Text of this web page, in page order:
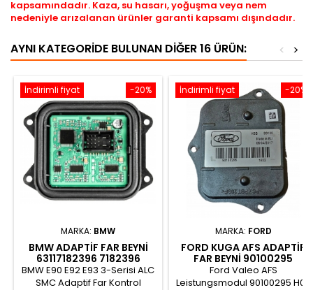
kapsamındadır. Kaza, su hasarı, yoğuşma veya nem
nedeniyle arızalanan ürünler garanti kapsamı dışındadır.
AYNI KATEGORIDE BULUNAN DIĞER 16 ÜRÜN: >
<
-20%
İndirimli fiyat
MARKA: BMW
BMW ADAPTIF FAR BEYNI
63117182396 7182396
BMW E90 E92 E93 3-Serisi ALC
SMC Adaptif Far Kontrol
-20%
İndirimli fiyat
MARKA: FORD
FORD KUGA AFS ADAPTIF
FAR BEYNI 90100295
Ford Valeo AFS
Leistungsmodul 90100295 H0B